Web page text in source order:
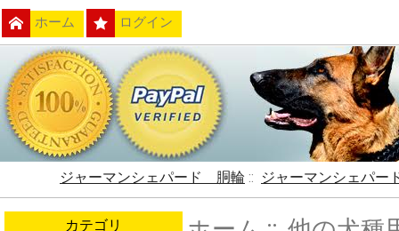
ホーム ログイン
ジャーマンシェパード 胴輪 :: ジャーマンシェパ
カテゴリ